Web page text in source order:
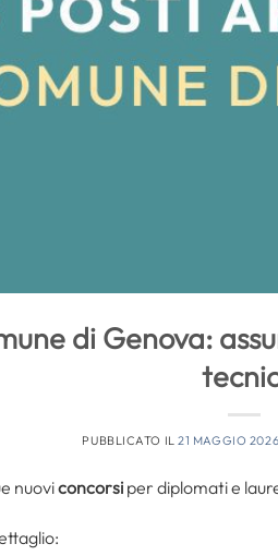
di Genova:
PUBBLICATO IL21 MAGGIO 2026
nuoviconcorsi per diplomati e